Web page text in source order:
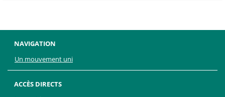
NAVIGATION
Un mouvement uni
ACCÈS DIRECTS